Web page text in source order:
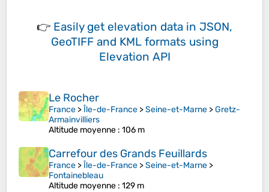
👉 Easily get elevation data in JSON,
GeoTIFF and KML formats using
Elevation API
Le Rocher
France >Île-de-France >Seine-et-Marne >Gretz-
Armainvilliers
Altitude moyenne : 106 m
Carrefour des Grands Feuillards
France >Île-de-France >Seine-et-Marne >
Fontainebleau
Altitude moyenne : 129 m